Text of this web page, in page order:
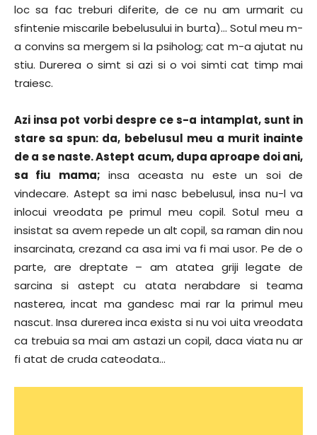
loc sa fac treburi diferite, de ce nu am urmarit cu
sfintenie miscarile bebelusului in burta)… Sotul meu m-
a convins sa mergem si la psiholog; cat m-a ajutat nu
stiu. Durerea o simt si azi si o voi simti cat timp mai
traiesc.
Azi insa pot vorbi despre ce s-a intamplat, sunt in
stare sa spun: da, bebelusul meu a murit inainte
de a se naste. Astept acum, dupa aproape doi ani,
sa fiu mama; insa aceasta nu este un soi de
vindecare. Astept sa imi nasc bebelusul, insa nu-l va
inlocui vreodata pe primul meu copil. Sotul meu a
insistat sa avem repede un alt copil, sa raman din nou
insarcinata, crezand ca asa imi va fi mai usor. Pe de o
parte, are dreptate – am atatea griji legate de
sarcina si astept cu atata nerabdare si teama
nasterea, incat ma gandesc mai rar la primul meu
nascut. Insa durerea inca exista si nu voi uita vreodata
ca trebuia sa mai am astazi un copil, daca viata nu ar
fi atat de cruda cateodata…